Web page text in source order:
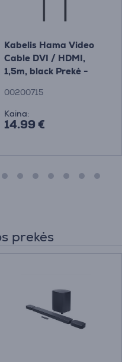
Kabelis Hama Video
Cable DVI / HDMI,
1,5m, black Prekė -
00200715
Kaina:
14.99 €
prekės